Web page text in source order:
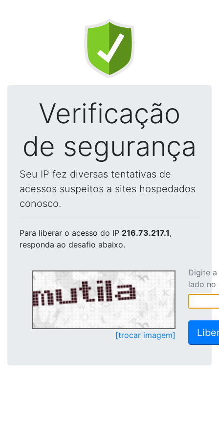
Verificação
de segurança
Seu IP fez diversas tentativas de
acessos suspeitos a sites hospedados
conosco.
Para liberar o acesso do IP 216.73.217.1,
responda ao desafio abaixo.
[trocar imagem]
Digite
lado no